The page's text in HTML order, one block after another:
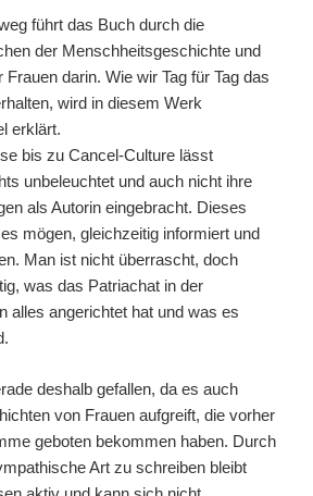
führt das Buch durch die
der Menschheitsgeschichte und
darin. Wie wir Tag für Tag das
wird in diesem Werk
erklärt.
bis zu Cancel-Culture lässt
unbeleuchtet und auch nicht ihre
als Autorin eingebracht. Dieses
mögen, gleichzeitig informiert und
Man ist nicht überrascht, doch
was das Patriachat in der
alles angerichtet hat und was es
deshalb gefallen, da es auch
von Frauen aufgreift, die vorher
geboten bekommen haben. Durch
Art zu schreiben bleibt